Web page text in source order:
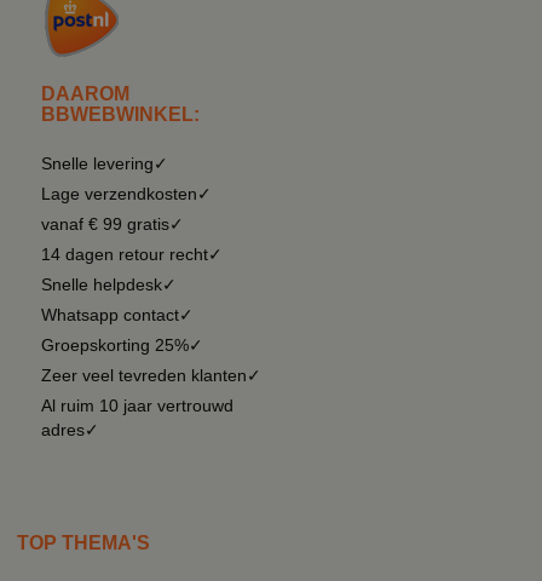
DAAROM
BBWEBWINKEL:
Snelle levering✓
Lage verzendkosten✓
vanaf € 99 gratis✓
14 dagen retour recht✓
Snelle helpdesk✓
Whatsapp contact✓
Groepskorting 25%✓
Zeer veel tevreden klanten✓
Al ruim 10 jaar vertrouwd
adres✓
TOP THEMA'S